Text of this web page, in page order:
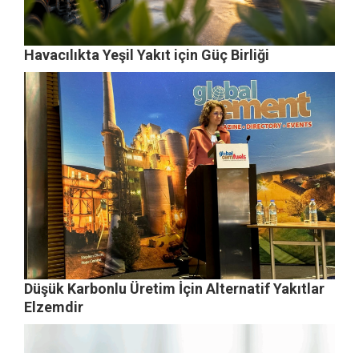
Havacılıkta Yeşil Yakıt için Güç Birliği
Düşük Karbonlu Üretim İçin Alternatif Yakıtlar
Elzemdir